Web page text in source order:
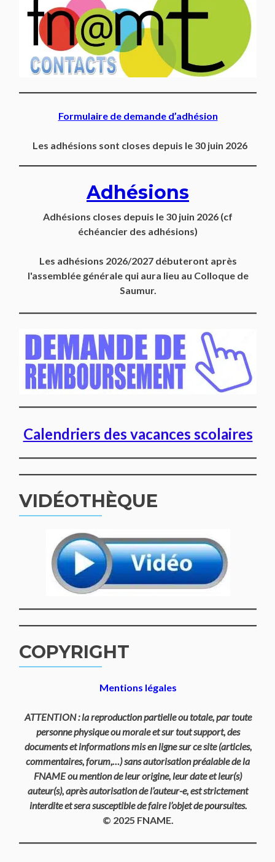
Formulaire de demande d’adhésion
Les adhésions sont closes depuis le 30 juin 2026
Adhésions
Adhésions closes depuis le 30 juin 2026 (cf
échéancier des adhésions)
Les adhésions 2026/2027 débuteront après
l'assemblée générale qui aura lieu au Colloque de
Saumur.
Calendriers des vacances scolaires
VIDÉOTHÈQUE
COPYRIGHT
Mentions légales
ATTENTION : la reproduction partielle ou totale, par toute
personne physique ou morale et sur tout support, des
documents et informations mis en ligne sur ce site (articles,
commentaires, forum,…) sans autorisation préalable de la
FNAME ou mention de leur origine, leur date et leur(s)
auteur(s), après autorisation de l’auteur-e, est strictement
interdite et sera susceptible de faire l’objet de poursuites.
© 2025 FNAME.